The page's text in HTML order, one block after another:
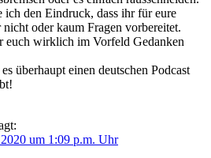
ich den Eindruck, dass ihr für eure
nicht oder kaum Fragen vorbereitet.
euch wirklich im Vorfeld Gedanken
überhaupt einen deutschen Podcast
um 1:09 p.m. Uhr